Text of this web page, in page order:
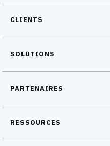
CLIENTS
SOLUTIONS
PARTENAIRES
RESSOURCES